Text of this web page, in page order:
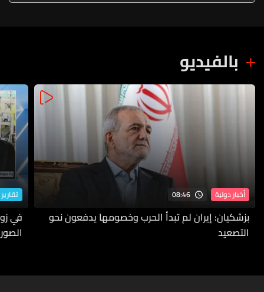
بالفيديو
أخبار دولية 08:46
بزشكيان: إيران لم تبدأ الحرب وخصومها يدفعون نحو
التصعيد
في